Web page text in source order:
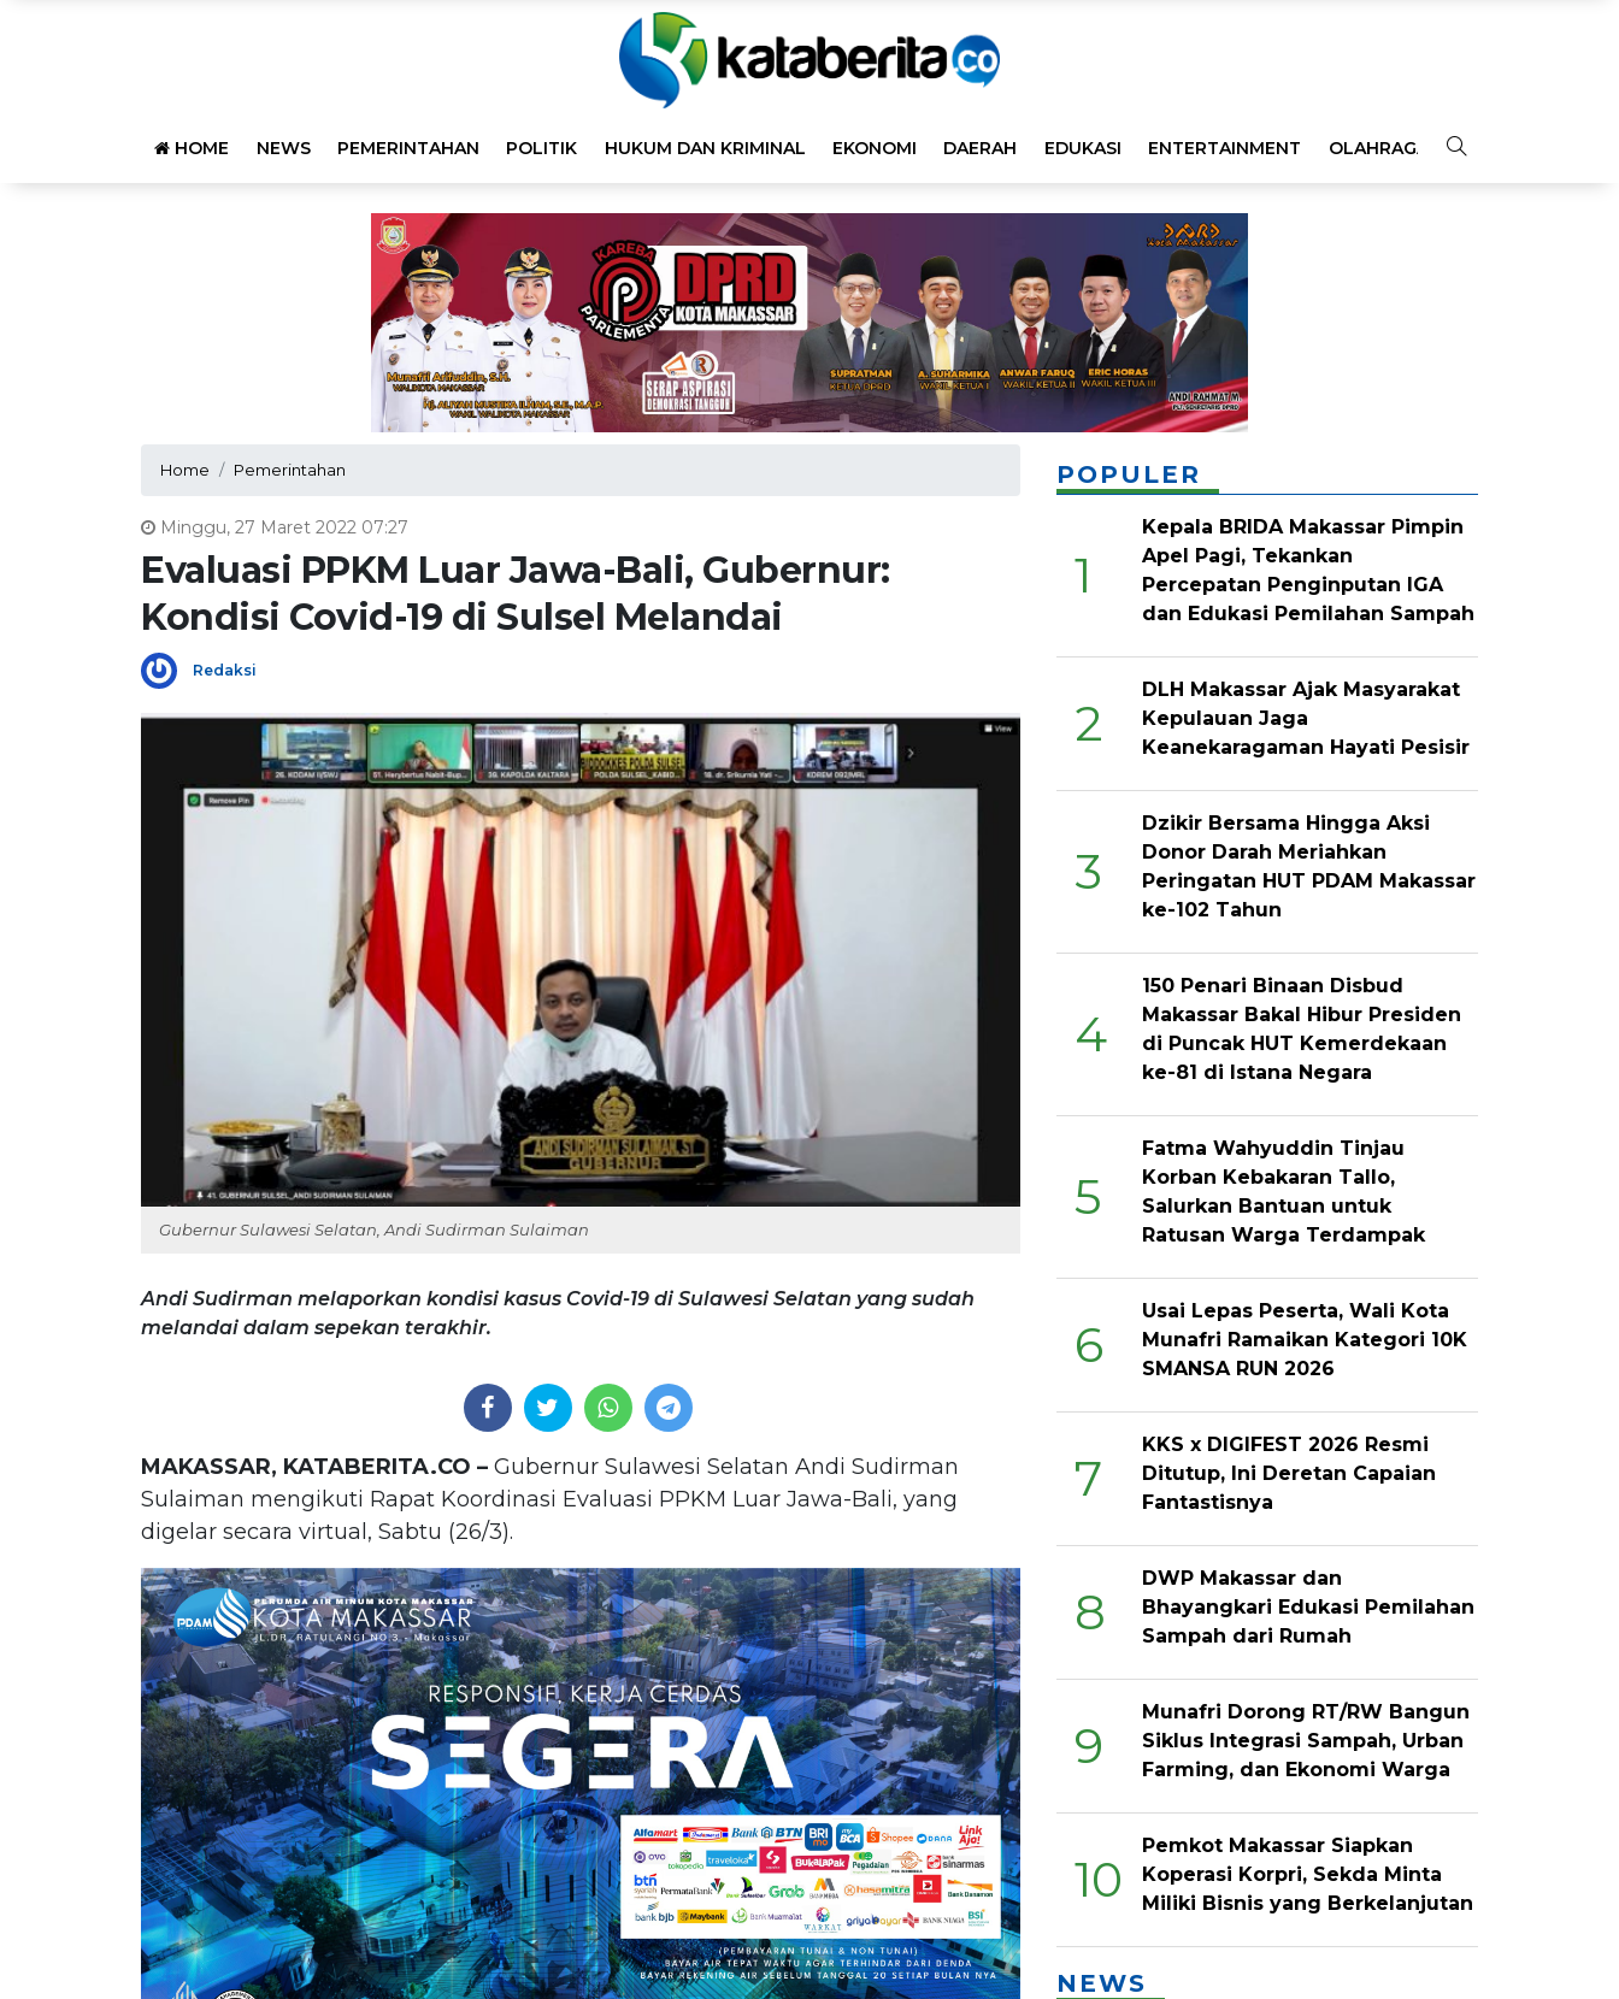
HOME NEWS PEMERINTAHAN POLITIK HUKUM DAN KRIMINAL EKONOMI DAERAH EDUKASI ENTERTAINMENT OLAHRAGA OPINI
Home Pemerintahan
Minggu, 27 Maret 2022 07:27
Evaluasi PPKM Luar Jawa-Bali, Gubernur:
Kondisi Covid-19 di Sulsel Melandai
Redaksi
Gubernur Sulawesi Selatan, Andi Sudirman Sulaiman
Andi Sudirman melaporkan kondisi kasus Covid-19 di Sulawesi Selatan yang sudah
melandai dalam sepekan terakhir.
MAKASSAR, KATABERITA.CO – Gubernur Sulawesi Selatan Andi Sudirman
Sulaiman mengikuti Rapat Koordinasi Evaluasi PPKM Luar Jawa-Bali, yang
digelar secara virtual, Sabtu (26/3).
POPULER
1
Kepala BRIDA Makassar Pimpin
Apel Pagi, Tekankan
Percepatan Penginputan IGA
dan Edukasi Pemilahan Sampah
2
DLH Makassar Ajak Masyarakat
Kepulauan Jaga
Keanekaragaman Hayati Pesisir
3
Dzikir Bersama Hingga Aksi
Donor Darah Meriahkan
Peringatan HUT PDAM Makassar
ke-102 Tahun
4
150 Penari Binaan Disbud
Makassar Bakal Hibur Presiden
di Puncak HUT Kemerdekaan
ke-81 di Istana Negara
5
Fatma Wahyuddin Tinjau
Korban Kebakaran Tallo,
Salurkan Bantuan untuk
Ratusan Warga Terdampak
6
Usai Lepas Peserta, Wali Kota
Munafri Ramaikan Kategori 10K
SMANSA RUN 2026
7
KKS x DIGIFEST 2026 Resmi
Ditutup, Ini Deretan Capaian
Fantastisnya
8
DWP Makassar dan
Bhayangkari Edukasi Pemilahan
Sampah dari Rumah
9
Munafri Dorong RT/RW Bangun
Siklus Integrasi Sampah, Urban
Farming, dan Ekonomi Warga
10
Pemkot Makassar Siapkan
Koperasi Korpri, Sekda Minta
Miliki Bisnis yang Berkelanjutan
NEWS